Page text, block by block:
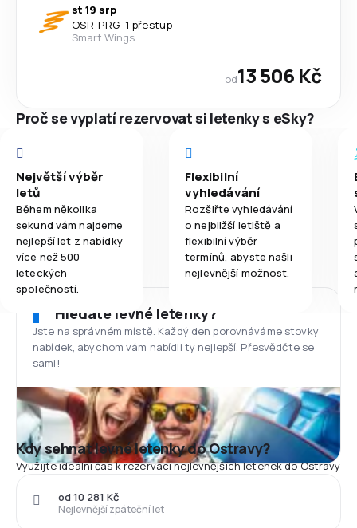
st 19 srp
OSR-PRG· 1 přestup
Smart Wings
od13 506 Kč
Proč se vyplatí rezervovat si letenky s eSky?
Největší výběr
letů
Během několika
sekund vám najdeme
nejlepší let z nabídky
více než 500
leteckých
společností.
Flexibilní
vyhledávání
Rozšiřte vyhledávání
o nejbližší letiště a
flexibilní výběr
termínů, abyste našli
nejlevnější možnost.
Hledáte levné letenky?
Jste na správném místě. Každý den porovnáváme stovky
nabídek, abychom vám nabídli ty nejlepší. Přesvědčte se
sami!
Kdy sehnat levné letenky do Ostravy?
Využijte ideální čas k rezervaci nejlevnějších letenek do Ostravy
Nejlevnější zpáteční let
od 10 281 Kč